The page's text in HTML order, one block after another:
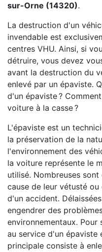
sur-Orne (14320).
La destruction d'un
invendable est
centres VHU. Ainsi, si
détruire, vous devez
avant la destruction du
enlevé par un épaviste.
d'un épaviste ?
voiture à la casse ?
L'épaviste est un
la préservation de la
l'environnement des
la voiture représente le
utilisé. Nombreuses
cause de leur vétusté
d'un accident.
engendrer des
environnementaux. Pour
au service d'un épaviste
principale consiste à